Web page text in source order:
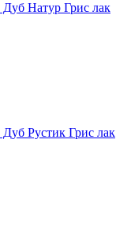
Натур Грис лак
Рустик Грис лак